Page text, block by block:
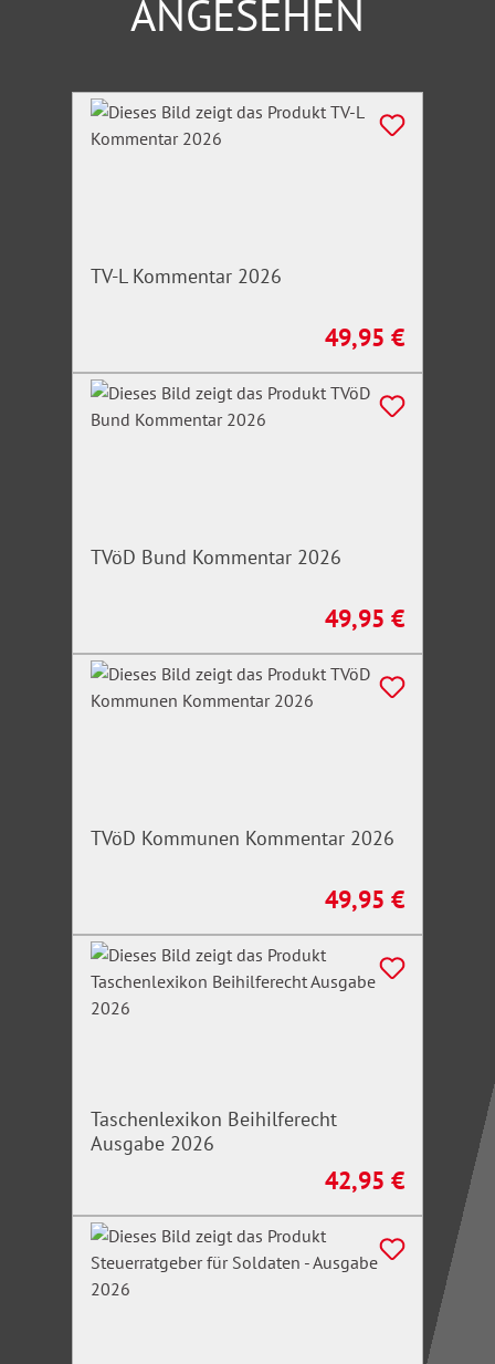
ANGESEHEN
Produktgalerie überspringen
TV-L Kommentar 2026
Regulärer Preis:
49,95 €
TVöD Bund Kommentar 2026
Regulärer Preis:
49,95 €
TVöD Kommunen Kommentar 2026
Regulärer Preis:
49,95 €
Taschenlexikon Beihilferecht
Ausgabe 2026
Regulärer Preis:
42,95 €